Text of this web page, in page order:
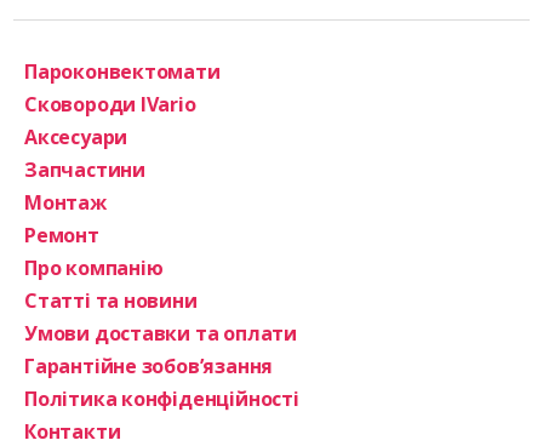
Пароконвектомати
Сковороди IVario
Аксесуари
Запчастини
Монтаж
Ремонт
Про компанію
Статті та новини
Умови доставки та оплати
Гарантійне зобов’язання
Політика конфіденційності
Контакти